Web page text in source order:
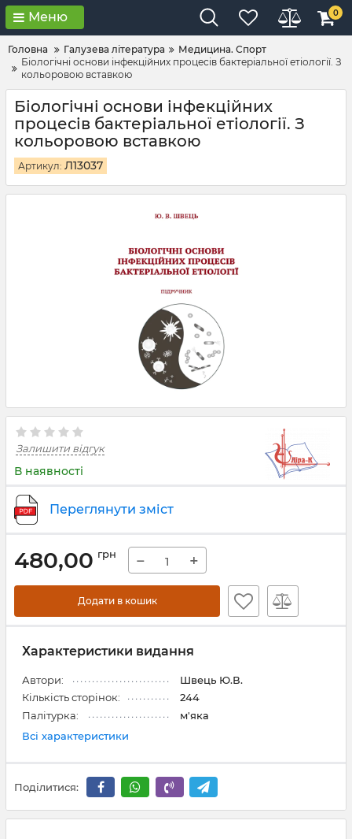
Меню 0
Головна Галузева література
Медицина. Спорт
Біологічні основи інфекційних процесів бактеріальної етіології. З
кольоровою вставкою
Біологічні основи інфекційних
процесів бактеріальної етіології. З
кольоровою вставкою
Артикул: Л13037
Залишити відгук
В наявності
Переглянути зміст
480,00 грн − +
Додати в кошик
Характеристики видання
Автори:
Швець Ю.В.
Кількість сторінок:
244
Палітурка:
м'яка
Всі характеристики
Поділитися: